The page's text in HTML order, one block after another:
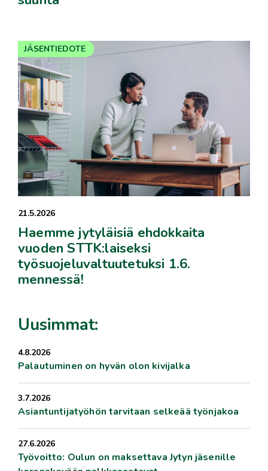
21.5.2026
Haemme jytyläisiä ehdokkaita
vuoden STTK:laiseksi
työsuojeluvaltuutetuksi 1.6.
mennessä!
JÄSENTIEDOTE
Uusimmat:
4.8.2026
Palautuminen on hyvän olon kivijalka
3.7.2026
Asiantuntijatyöhön tarvitaan selkeää työnjakoa
27.6.2026
Työvoitto: Oulun on maksettava Jytyn jäsenille